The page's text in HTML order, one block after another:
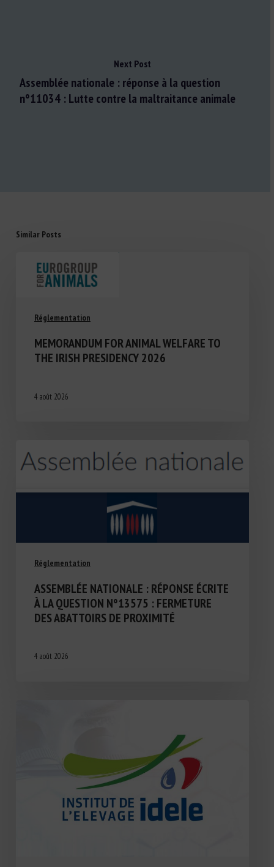
Next Post
Assemblée nationale : réponse à la question
n°11034 : Lutte contre la maltraitance animale
Similar Posts
Réglementation
MEMORANDUM FOR ANIMAL WELFARE TO
THE IRISH PRESIDENCY 2026
4 août 2026
Réglementation
ASSEMBLÉE NATIONALE : RÉPONSE ÉCRITE
À LA QUESTION N°13575 : FERMETURE
DES ABATTOIRS DE PROXIMITÉ
4 août 2026